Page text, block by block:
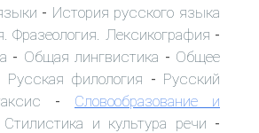
- История русского языка
Фразеология. Лексикография -
- Общая лингвистика - Общее
Русская филология - Русский
- Словообразование и
Стилистика и культура речи -